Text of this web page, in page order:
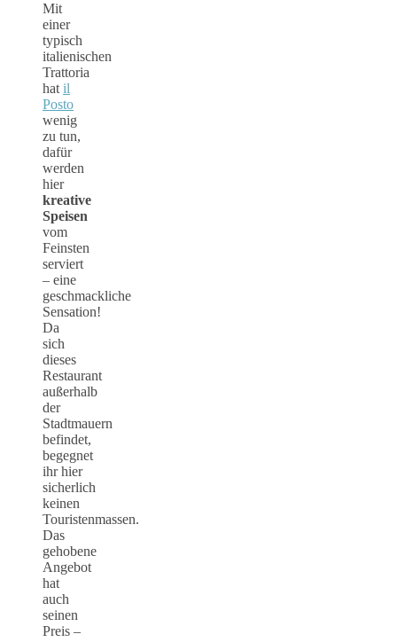
Mit
einer
typisch
italienischen
Trattoria
hat il
Posto
wenig
zu tun,
dafür
werden
hier
kreative
Speisen
vom
Feinsten
serviert
– eine
geschmackliche
Sensation!
Da
sich
dieses
Restaurant
außerhalb
der
Stadtmauern
befindet,
begegnet
ihr hier
sicherlich
keinen
Touristenmassen.
Das
gehobene
Angebot
hat
auch
seinen
Preis –